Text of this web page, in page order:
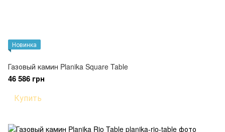
Новинка
Газовый камин Planika Square Table
46 586 грн
Купить